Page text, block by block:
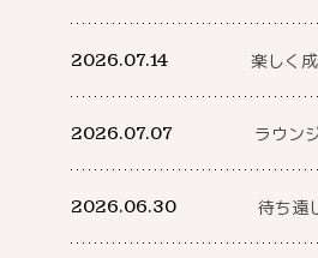
2026.07.14 楽しく
2026.07.07 ラウン
2026.06.30 待ち遠